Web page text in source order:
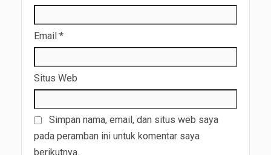
Email *
Situs Web
Simpan nama, email, dan situs web saya
pada peramban ini untuk komentar saya
berikutnya.